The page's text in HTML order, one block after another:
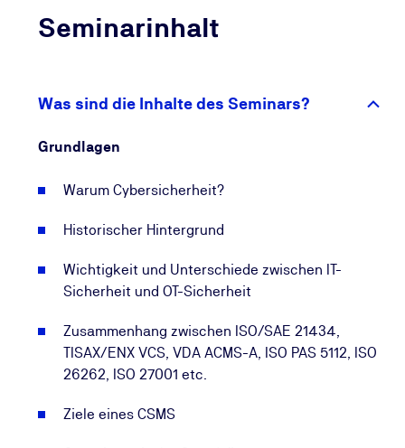
gemäß ISO 21434. Zusätzlich erläutern wir Ihnen die
wie TISAX, ISO 27001 oder dem VDA-Rotband auf.
Warum ist Automotive Cybersecurity wichtig?
und damit anfälliger für Cyberangriffe. Um
verhindern, hat die Wirtschaftskommission für
verbindliche Cybersicherheits-Regelungen
eingeführt. Sie verlangen eine ganzheitliche
Cybersicherheitsaspekte hinweg – für Produkte,
Prozesse und IT-Systeme, die die Cybersecurity über
die gesamte Nutzungsdauer eines Fahrzeugs
Seminarinhalt
Was sind die Inhalte des Seminars?
Grundlagen
Warum Cybersicherheit?
Historischer Hintergrund
Wichtigkeit und Unterschiede zwischen IT-
Sicherheit und OT-Sicherheit
Zusammenhang zwischen ISO/SAE 21434,
TISAX/ENX VCS, VDA ACMS-A, ISO PAS 5112, ISO
26262, ISO 27001 etc.
Ziele eines CSMS